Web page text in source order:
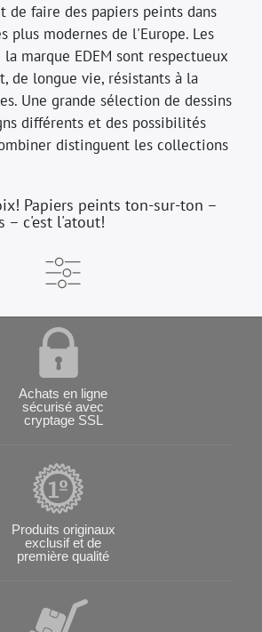
de faire des papiers peints dans
plus modernes de l'Europe. Les
marque EDEM sont respectueux
de longue vie, résistants à la
Une grande sélection de dessins
différents et des possibilités
distinguent les collections
Papiers peints ton-sur-ton –
– c'est l'atout!
Achats en ligne
sécurisé avec
cryptage SSL
Produits originaux
exclusif et de
première qualité